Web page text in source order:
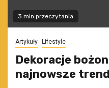
3 min przeczytania
Artykuły Lifestyle
Dekoracje
najnowsze